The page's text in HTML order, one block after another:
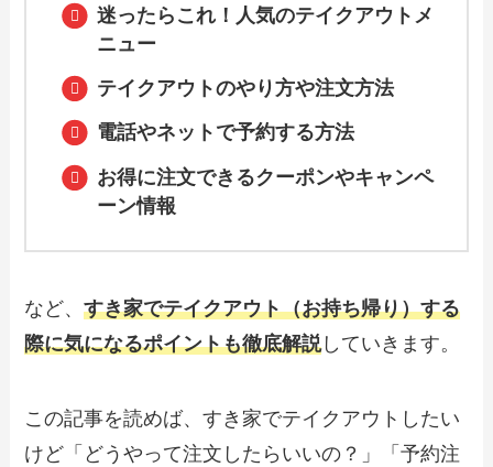
おすすめも紹介
【2024年最新】ワンカルビのテイクアウ
方法やクーポン情報も解説
【2024年最新】びっくりドンキーで人気
【2024年最新】土間土間のテイクアウト
（お持ち帰り）メニュー一覧！予約・注
文方法やキャンペーン情報も解説
【2024年最新】鎌倉パスタのテイクアウ
ト（お持ち帰り）メニュー一覧！予約・
迷ったらこれ！人気のテイクアウトメ
ニュー
テイクアウトのやり方や注文方法
電話やネットで予約する方法
お得に注文できるクーポンやキャンペ
ーン情報
など、すき家でテイクアウト（お持ち帰り）する
際に気になるポイントも徹底解説していきます。
この記事を読めば、すき家でテイクアウトしたい
けど「どうやって注文したらいいの？」「予約注